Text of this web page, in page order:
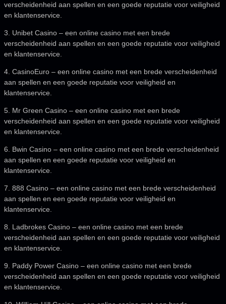
verscheidenheid aan spellen en een goede reputatie voor veiligheid
en klantenservice.
3. Unibet Casino – een online casino met een brede
verscheidenheid aan spellen en een goede reputatie voor veiligheid
en klantenservice.
4. CasinoEuro – een online casino met een brede verscheidenheid
aan spellen en een goede reputatie voor veiligheid en
klantenservice.
5. Mr Green Casino – een online casino met een brede
verscheidenheid aan spellen en een goede reputatie voor veiligheid
en klantenservice.
6. Bwin Casino – een online casino met een brede verscheidenheid
aan spellen en een goede reputatie voor veiligheid en
klantenservice.
7. 888 Casino – een online casino met een brede verscheidenheid
aan spellen en een goede reputatie voor veiligheid en
klantenservice.
8. Ladbrokes Casino – een online casino met een brede
verscheidenheid aan spellen en een goede reputatie voor veiligheid
en klantenservice.
9. Paddy Power Casino – een online casino met een brede
verscheidenheid aan spellen en een goede reputatie voor veiligheid
en klantenservice.